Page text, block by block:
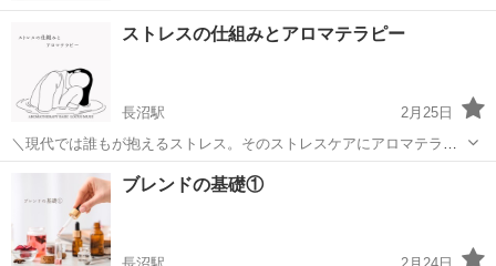
ストレスの仕組みとアロマテラピー
長沼駅
2月25日
＼現代では誰もが抱えるストレス。そのストレスケアにアロマテラピ
ーを役立ててみませんか？💐／ 現代ではどのメディアからも目にする
ようになった「ストレス」。 2011年には、厚生労働省はこれまでの4
疾病（がん、脳卒中、急性心筋...
東京 八王子市 長沼駅 美容健康
ブレンドの基礎①